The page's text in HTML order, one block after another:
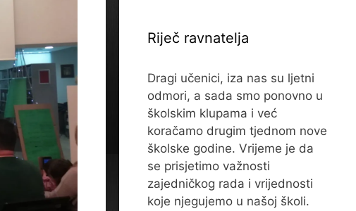
Riječ ravnatelja
Dragi učenici, iza nas su ljetni
odmori, a sada smo ponovno u
školskim klupama i već
koračamo drugim tjednom nove
školske godine. Vrijeme je da
se prisjetimo važnosti
zajedničkog rada i vrijednosti
koje njegujemo u našoj školi.